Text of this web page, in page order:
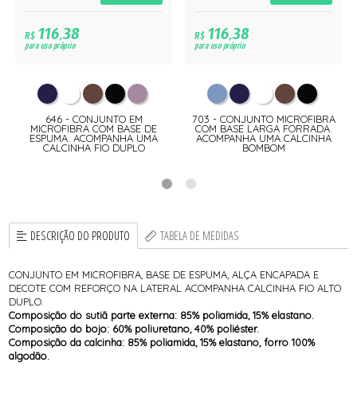
R$116,38
para uso próprio
646 - CONJUNTO EM
MICROFIBRA COM BASE DE
ESPUMA. ACOMPANHA UMA
CALCINHA FIO DUPLO
R$116,38
para uso próprio
703 - CONJUNTO MICROFIBRA
COM BASE LARGA FORRADA.
ACOMPANHA UMA CALCINHA
BOMBOM
DESCRIÇÃO DO PRODUTO TABELA DE MEDIDAS
CONJUNTO EM MICROFIBRA, BASE DE ESPUMA, ALÇA ENCAPADA E
DECOTE COM REFORÇO NA LATERAL ACOMPANHA CALCINHA FIO ALTO
DUPLO.
Composição do sutiã parte externa: 85% poliamida, 15% elastano.
Composição do bojo: 60% poliuretano, 40% poliéster.
Composição da calcinha: 85% poliamida, 15% elastano, forro 100%
algodão.